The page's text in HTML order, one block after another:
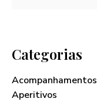
Categorias
Acompanhamentos
Aperitivos